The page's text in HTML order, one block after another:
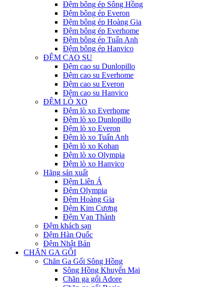
Đệm bông ép Sông Hồng
Đệm bông ép Everon
Đệm bông ép Hoàng Gia
Đệm bông ép Everhome
Đệm bông ép Tuấn Anh
Đệm bông ép Hanvico
ĐỆM CAO SU
Đệm cao su Dunlopillo
Đệm cao su Everhome
Đệm cao su Everon
Đệm cao su Hanvico
ĐỆM LÒ XO
Đệm lò xo Everhome
Đệm lò xo Dunlopillo
Đệm lò xo Everon
Đệm lò xo Tuấn Anh
Đệm lò xo Kohan
Đệm lò xo Olympia
Đệm lò xo Hanvico
Hãng sản xuất
Đệm Liên Á
Đệm Olympia
Đệm Hoàng Gia
Đệm Kim Cương
Đệm Vạn Thành
Đệm khách sạn
Đệm Hàn Quốc
Đệm Nhật Bản
CHĂN GA GỐI
Chăn Ga Gối Sông Hồng
Sông Hồng Khuyến Mại
Chăn ga gối Adore